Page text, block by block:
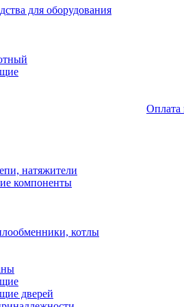
для оборудования
натяжители
компоненты
котлы
дверей
Оплата